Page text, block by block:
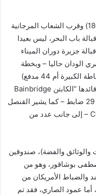
لكن وفي مساء (31 أكتـوبر من عام 1803) وقرب الشعاب المرجانية
باب البحر، ليس بعيدا
جزيرة دوران الميناء
الودان حاليا – وبخطة
محكمة من الرايس زريق، وقعت (الفرقاطة الكبيرة أم 44 مدفع)
USS Philadelphia في الأسر؛ صحبة قائدها “الكابتن Bainbridge
بينبريدج” مع 307 بحار جندي من بينهم 29 ضابط – كما يشير القنصل
الفرنسي شاغلي فيغو Charles Féraud – إلى جانب عدد من
والفضة)، صندوقين
بوشاقور، وهو من
والضباط الأمريكان من
أما عمود الصاري، فقد تم